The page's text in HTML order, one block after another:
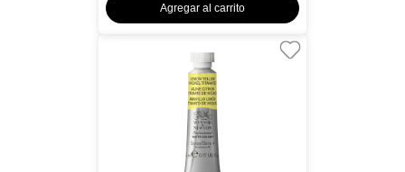
Agregar al carrito